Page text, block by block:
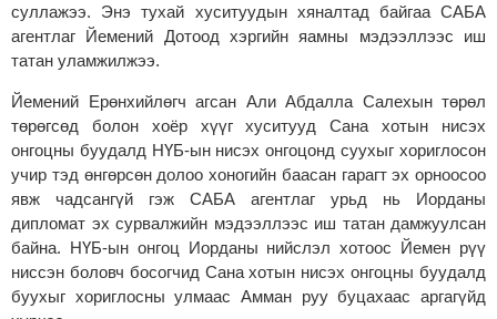
суллажээ. Энэ тухай хуситуудын хяналтад байгаа САБА
агентлаг Йемений Дотоод хэргийн яамны мэдээллээс иш
татан уламжилжээ.
Йемений Ерөнхийлөгч агсан Али Абдалла Салехын төрөл
төрөгсөд болон хоёр хүүг хуситууд Сана хотын нисэх
онгоцны буудалд НҮБ-ын нисэх онгоцонд суухыг хориглосон
учир тэд өнгөрсөн долоо хоногийн баасан гарагт эх орноосоо
явж чадсангүй гэж САБА агентлаг урьд нь Иорданы
дипломат эх сурвалжийн мэдээллээс иш татан дамжуулсан
байна. НҮБ-ын онгоц Иорданы нийслэл хотоос Йемен рүү
ниссэн боловч босогчид Сана хотын нисэх онгоцны буудалд
буухыг хориглосны улмаас Амман руу буцахаас аргагүйд